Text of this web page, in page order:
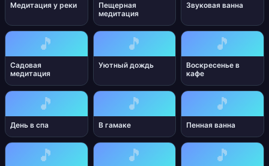
Медитация у реки
Пещерная
медитация
Звуковая ванна
🎵
Садовая
медитация
🎵
Уютный дождь
🎵
Воскресенье в
кафе
🎵
День в спа
🎵
В гамаке
🎵
Пенная ванна
🎵 🎵 🎵